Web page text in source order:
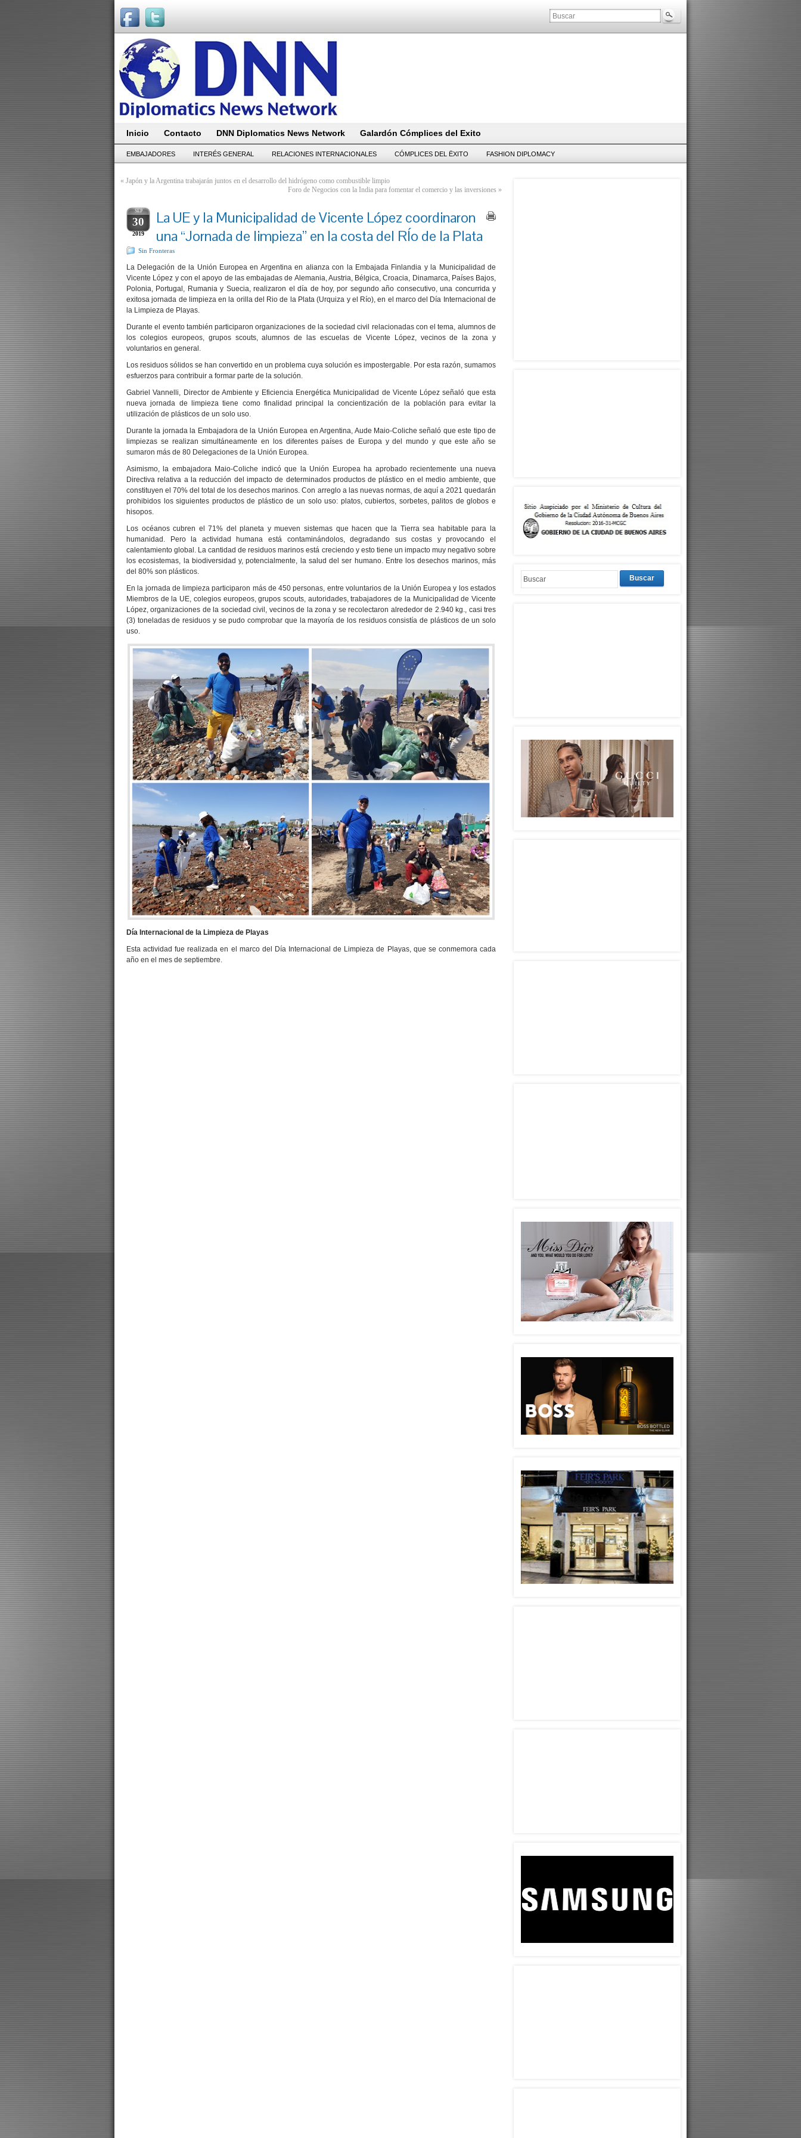
Inicio Contacto DNN Diplomatics News Network Galardón Cómplices del Exito
EMBAJADORES INTERÉS GENERAL RELACIONES INTERNACIONALES CÓMPLICES DEL ËXITO FASHION DIPLOMACY
« Japón y la Argentina trabajarán juntos en el desarrollo del hidrógeno como combustible limpio
Foro de Negocios con la India para fomentar el comercio y las inversiones »
SEP
30
2019
La UE y la Municipalidad de Vicente López coordinaron
una “Jornada de limpieza” en la costa del RÍo de la Plata
Sin Fronteras
La Delegación de la Unión Europea en Argentina en alianza con la Embajada Finlandia y la Municipalidad de
Vicente López y con el apoyo de las embajadas de Alemania, Austria, Bélgica, Croacia, Dinamarca, Países Bajos,
Polonia, Portugal, Rumania y Suecia, realizaron el día de hoy, por segundo año consecutivo, una concurrida y
exitosa jornada de limpieza en la orilla del Rio de la Plata (Urquiza y el Río), en el marco del Día Internacional de
la Limpieza de Playas.
Durante el evento también participaron organizaciones de la sociedad civil relacionadas con el tema, alumnos de
los colegios europeos, grupos scouts, alumnos de las escuelas de Vicente López, vecinos de la zona y
voluntarios en general.
Los residuos sólidos se han convertido en un problema cuya solución es impostergable. Por esta razón, sumamos
esfuerzos para contribuir a formar parte de la solución.
Gabriel Vannelli, Director de Ambiente y Eficiencia Energética Municipalidad de Vicente López señaló que esta
nueva jornada de limpieza tiene como finalidad principal la concientización de la población para evitar la
utilización de plásticos de un solo uso.
Durante la jornada la Embajadora de la Unión Europea en Argentina, Aude Maio-Coliche señaló que este tipo de
limpiezas se realizan simultáneamente en los diferentes países de Europa y del mundo y que este año se
sumaron más de 80 Delegaciones de la Unión Europea.
Asimismo, la embajadora Maio-Coliche indicó que la Unión Europea ha aprobado recientemente una nueva
Directiva relativa a la reducción del impacto de determinados productos de plástico en el medio ambiente, que
constituyen el 70% del total de los desechos marinos. Con arreglo a las nuevas normas, de aquí a 2021 quedarán
prohibidos los siguientes productos de plástico de un solo uso: platos, cubiertos, sorbetes, palitos de globos e
hisopos.
Los océanos cubren el 71% del planeta y mueven sistemas que hacen que la Tierra sea habitable para la
humanidad. Pero la actividad humana está contaminándolos, degradando sus costas y provocando el
calentamiento global. La cantidad de residuos marinos está creciendo y esto tiene un impacto muy negativo sobre
los ecosistemas, la biodiversidad y, potencialmente, la salud del ser humano. Entre los desechos marinos, más
del 80% son plásticos.
En la jornada de limpieza participaron más de 450 personas, entre voluntarios de la Unión Europea y los estados
Miembros de la UE, colegios europeos, grupos scouts, autoridades, trabajadores de la Municipalidad de Vicente
López, organizaciones de la sociedad civil, vecinos de la zona y se recolectaron alrededor de 2.940 kg., casi tres
(3) toneladas de residuos y se pudo comprobar que la mayoría de los residuos consistía de plásticos de un solo
uso.
Día Internacional de la Limpieza de Playas
Esta actividad fue realizada en el marco del Día Internacional de Limpieza de Playas, que se conmemora cada
año en el mes de septiembre.
Buscar